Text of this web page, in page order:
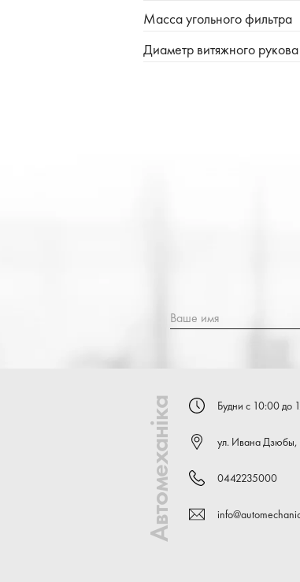
Масса угольного фильтра
Диаметр витяжного рукова
Ваше имя
Автомеханіка Будни с 10:00 до
ул. Ивана Дзюбы,
0442235000